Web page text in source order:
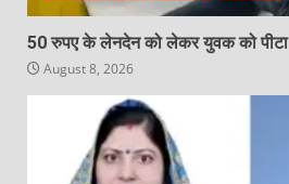
50 रुपए के लेनदेन को लेकर युवक को पीटा
August 8, 2026